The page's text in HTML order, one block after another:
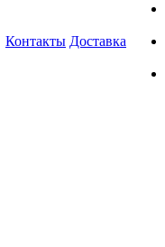
Контакты Доставка